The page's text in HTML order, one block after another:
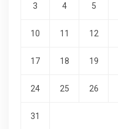
3 4 5
10 11 12
17 18 19
24 25 26
31